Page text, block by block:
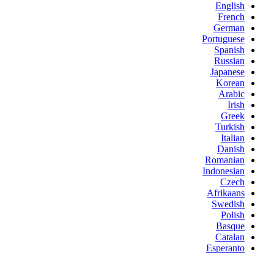
English
French
German
Portuguese
Spanish
Russian
Japanese
Korean
Arabic
Irish
Greek
Turkish
Italian
Danish
Romanian
Indonesian
Czech
Afrikaans
Swedish
Polish
Basque
Catalan
Esperanto